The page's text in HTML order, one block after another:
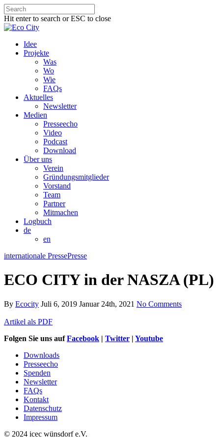
Hit enter to search or ESC to close
Idee
Projekte
Was
Wo
Wie
FAQs
Aktuelles
Newsletter
Medien
Presseecho
Video
Podcast
Download
Über uns
Verein
Gründungsmitglieder
Vorstand
Team
Partner
Mitmachen
Logbuch
de
en
internationale PressePresse
ECO CITY in der NASZA (PL)
By Ecocity Juli 6, 2019 Januar 24th, 2021 No Comments
Artikel als PDF
Folgen Sie uns aufFacebook | Twitter | Youtube
Downloads
Presseecho
Spenden
Newsletter
FAQs
Kontakt
Datenschutz
Impressum
© 2024 icec wünsdorf e.V.